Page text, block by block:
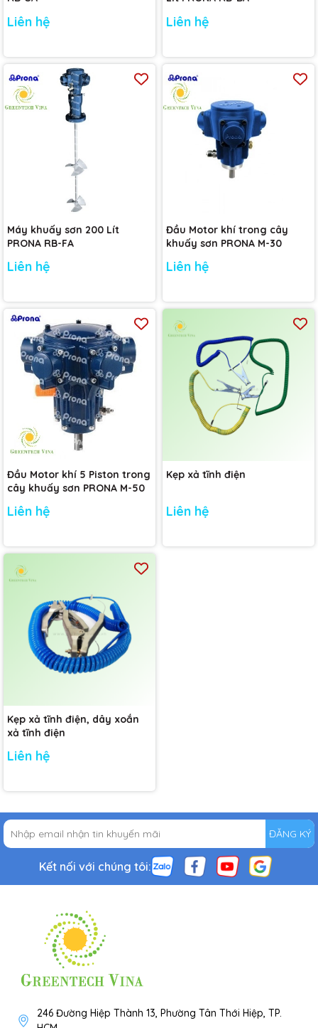
Liên hệ Liên hệ
Máy khuấy sơn 200 Lít
PRONA RB-FA
Liên hệ
Đầu Motor khí trong cây
khuấy sơn PRONA M-30
Liên hệ
Đầu Motor khí 5 Piston trong
cây khuấy sơn PRONA M-50
Liên hệ
Kẹp xả tĩnh điện
Liên hệ
Kẹp xả tĩnh điện, dây xoắn
xả tĩnh điện
Liên hệ
ĐĂNG KÝ
Kết nối với chúng tôi:
246 Đường Hiệp Thành 13, Phường Tân Thới Hiệp, TP.